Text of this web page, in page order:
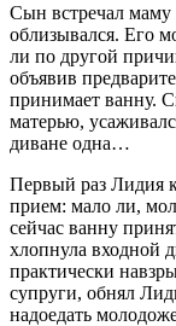
Сын встречал маму
облизывался. Его
ли по другой
объявив
принимает ванну.
матерью,
диване одна…
Первый раз Лидия
прием: мало ли,
сейчас ванну
хлопнула входной
практически
супруги, обнял
надоедать